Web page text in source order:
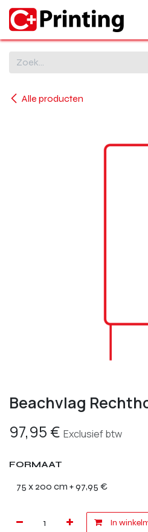
Overslaan naar inhoud
Alle producten
Beachvlag
97,95 € Exclusief btw
FORMAAT
In